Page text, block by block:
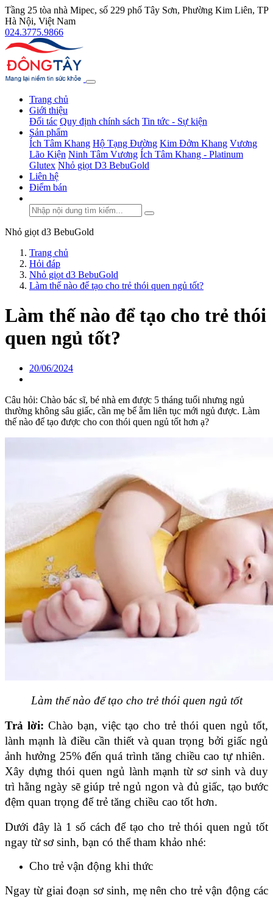
Tầng 25 tòa nhà Mipec, số 229 phố Tây Sơn, Phường Kim Liên, TP
Hà Nội, Việt Nam
024.3775.9866
Trang chủ
Giới thiệu
Đối tác Quy định chính sách Tin tức - Sự kiện
Sản phẩm
Ích Tâm Khang Hộ Tạng Đường Kim Đởm Khang Vương
Lão Kiện Ninh Tâm Vương Ích Tâm Khang - Platinum
Glutex Nhỏ giọt D3 BebuGold
Liên hệ
Điểm bán
Nhỏ giọt d3 BebuGold
Trang chủ
Hỏi đáp
Nhỏ giọt d3 BebuGold
Làm thế nào để tạo cho trẻ thói quen ngủ tốt?
Làm thế nào để tạo cho trẻ thói
quen ngủ tốt?
20/06/2024
Câu hỏi: Chào bác sĩ, bé nhà em được 5 tháng tuổi nhưng ngủ
thường không sâu giấc, cần mẹ bế ẵm liên tục mới ngủ được. Làm
thế nào để tạo được cho con thói quen ngủ tốt hơn ạ?
Làm thế nào để tạo cho trẻ thói quen ngủ tốt
Trả lời: Chào bạn, việc tạo cho trẻ thói quen ngủ tốt,
lành mạnh là điều cần thiết và quan trọng bởi giấc ngủ
ảnh hưởng 25% đến quá trình tăng chiều cao tự nhiên.
Xây dựng thói quen ngủ lành mạnh từ sơ sinh và duy
trì hằng ngày sẽ giúp trẻ ngủ ngon và đủ giấc, tạo bước
đệm quan trọng để trẻ tăng chiều cao tốt hơn.
Dưới đây là 1 số cách để tạo cho trẻ thói quen ngủ tốt
ngay từ sơ sinh, bạn có thể tham khảo nhé:
Cho trẻ vận động khi thức
Ngay từ giai đoạn sơ sinh, mẹ nên cho trẻ vận động các